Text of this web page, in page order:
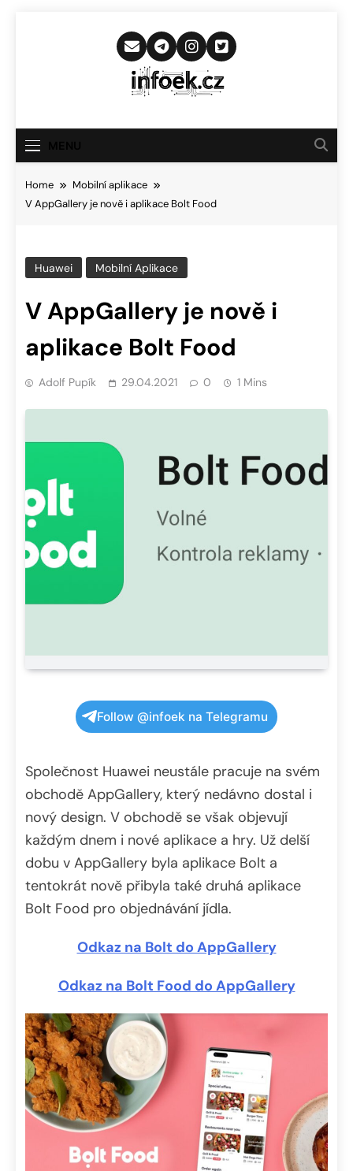
Infoek.cz
Novinkám
Home
Mobilní aplikace
V AppGallery je nově i aplikace Bolt Food
Huawei Mobilní Aplikace
V AppGallery je nově i
aplikace Bolt Food
Adolf Pupík 29.04.2021 0 1 Mins
Follow @infoek na Telegramu
Společnost Huawei neustále pracuje na svém
obchodě AppGallery, který nedávno dostal i
nový design. V obchodě se však objevují
každým dnem i nové aplikace a hry. Už delší
dobu v AppGallery byla aplikace Bolt a
tentokrát nově přibyla také druhá aplikace
Bolt Food pro objednávání jídla.
Odkaz na Bolt do AppGallery
Odkaz na Bolt Food do AppGallery